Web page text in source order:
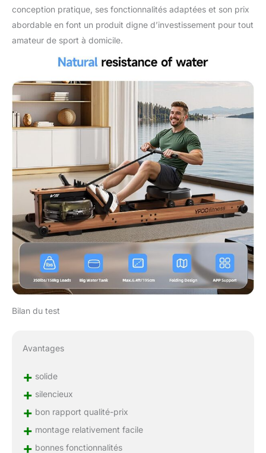
conception pratique, ses fonctionnalités adaptées et son prix
abordable en font un produit digne d’investissement pour tout
amateur de sport à domicile.
Bilan du test
Avantages
+ solide
+ silencieux
+ bon rapport qualité-prix
+ montage relativement facile
+ bonnes fonctionnalités